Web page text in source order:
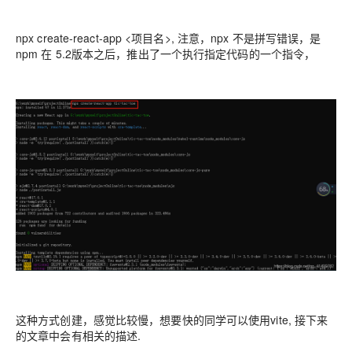
npx create-react-app <项目名>, 注意，npx 不是拼写错误，是
npm 在 5.2版本之后，推出了一个执行指定代码的一个指令，
这种方式创建，感觉比较慢，想要快的同学可以使用vite, 接下来
的文章中会有相关的描述.